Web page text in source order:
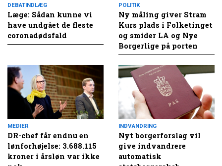
DEBATINDLÆG
Læge: Sådan kunne vi
have undgået de fleste
coronadødsfald
POLITIK
Ny måling giver Stram
Kurs plads i Folketinget
og smider LA og Nye
Borgerlige på porten
MEDIER
DR-chef får endnu en
lønforhøjelse: 3.688.115
kroner i årsløn var ikke
INDVANDRING
Nyt borgerforslag vil
give indvandrere
automatisk